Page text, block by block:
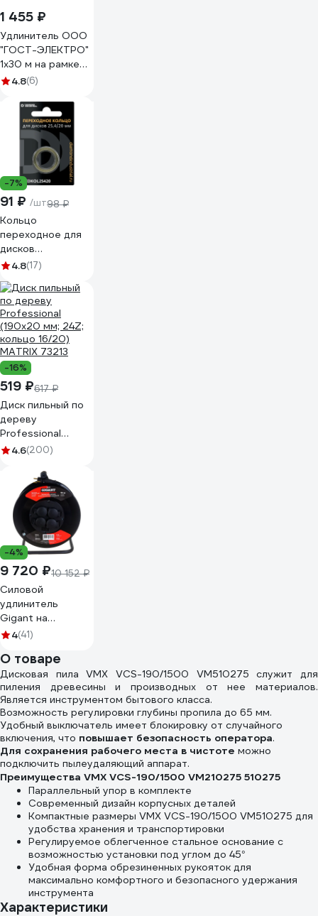
1 455 ₽
Удлинитель ООО
"ГОСТ-ЭЛЕКТРО"
1x30 м на рамке
ПВС 2x1,0
"МРК" 330222
4.8(6)
-7%
91 ₽ /шт98 ₽
Кольцо
переходное для
дисков
25.4х2.2х20 мм
Industrial
DIDKOL25420
4.8(17)
-16%
519 ₽617 ₽
Диск пильный по
дереву
Professional
(190x20 мм; 24Z;
MATRIX 73213
4.6(200)
-4%
9 720 ₽10 152 ₽
Силовой
удлинитель
Gigant на
металлической
50 м 80080
4(41)
О товаре
Дисковая пила VMX VCS-190/1500 VM510275 служит для
пиления древесины и производных от нее материалов.
Является инструментом бытового класса.
Возможность регулировки глубины пропила до 65 мм.
Удобный выключатель имеет блокировку от случайного
включения, что повышает безопасность оператора.
Для сохранения рабочего места в чистоте можно
подключить пылеудаляющий аппарат.
Преимущества VMX VCS-190/1500 VM210275 510275
Параллельный упор в комплекте
Современный дизайн корпусных деталей
Компактные размеры VMX VCS-190/1500 VM510275 для
удобства хранения и транспортировки
Регулируемое облегченное стальное основание с
возможностью установки под углом до 45°
Удобная форма обрезиненных рукояток для
максимально комфортного и безопасного удержания
инструмента
Характеристики